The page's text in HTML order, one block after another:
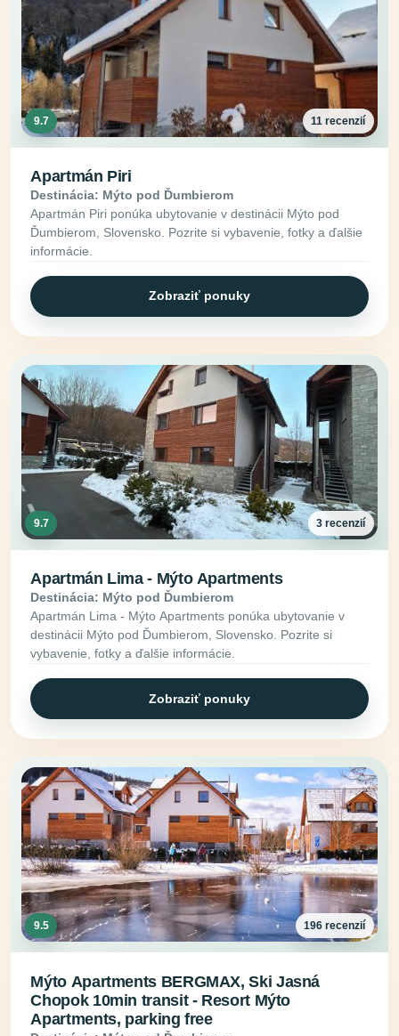
9.7 11 recenzií
Apartmán Piri
Destinácia: Mýto pod Ďumbierom
Apartmán Piri ponúka ubytovanie v destinácii Mýto pod
Ďumbierom, Slovensko. Pozrite si vybavenie, fotky a ďalšie
informácie.
Zobraziť ponuky
9.7 3 recenzií
Apartmán Lima - Mýto Apartments
Destinácia: Mýto pod Ďumbierom
Apartmán Lima - Mýto Apartments ponúka ubytovanie v
destinácii Mýto pod Ďumbierom, Slovensko. Pozrite si
vybavenie, fotky a ďalšie informácie.
Zobraziť ponuky
9.5 196 recenzií
Mýto Apartments BERGMAX, Ski Jasná
Chopok 10min transit - Resort Mýto
Apartments, parking free